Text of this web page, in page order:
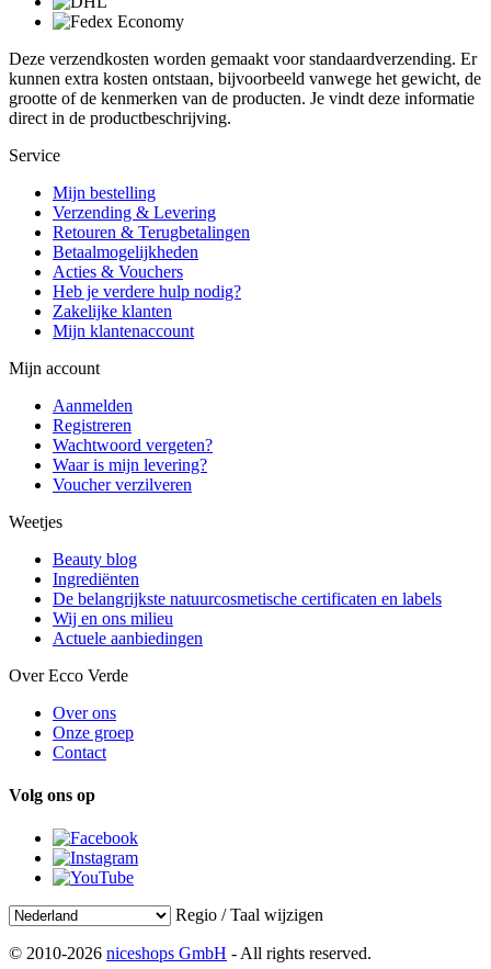
Deze verzendkosten worden gemaakt voor standaardverzending. Er
kunnen extra kosten ontstaan, bijvoorbeeld vanwege het gewicht, de
grootte of de kenmerken van de producten. Je vindt deze informatie
direct in de productbeschrijving.
Service
Mijn bestelling
Verzending & Levering
Retouren & Terugbetalingen
Betaalmogelijkheden
Acties & Vouchers
Heb je verdere hulp nodig?
Zakelijke klanten
Mijn klantenaccount
Mijn account
Aanmelden
Registreren
Wachtwoord vergeten?
Waar is mijn levering?
Voucher verzilveren
Weetjes
Beauty blog
Ingrediënten
De belangrijkste natuurcosmetische certificaten en labels
Wij en ons milieu
Actuele aanbiedingen
Over Ecco Verde
Over ons
Onze groep
Contact
Volg ons op
Regio / Taal wijzigen
© 2010-2026 niceshops GmbH - All rights reserved.